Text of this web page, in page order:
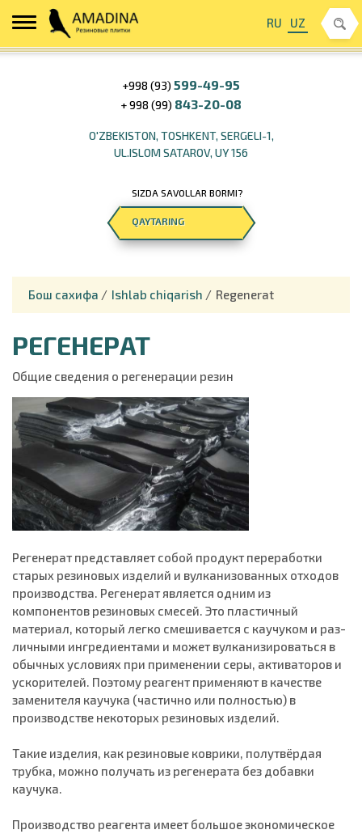
RU UZ
+998 (93)599-49-95
+ 998 (99) 843-20-08
O'ZBEKISTON, TOSHKENT, SERGELI-1,
UL.ISLOM SATAROV, UY 156
SIZDA SAVOLLAR BORMI?
QAYTARING
Бош сахифа / Ishlab chiqarish / Regenerat
РЕГЕНЕРАТ
Общие сведения о регенерации резин
Регенерат представляет собой продукт переработки
старых ре­зиновых изделий и вулканизованных отходов
производства. Регенерат является одним из
компонентов резиновых смесей. Это пла­стичный
материал, который легко смешивается с каучуком и раз­
личными ингредиентами и может вулканизироваться в
обычных условиях при применении серы, активаторов и
ускорителей. Поэто­му реагент применяют в качестве
заменителя каучука (частично или полностью) в
производстве некоторых резиновых изделий.
Такие изделия, как резиновые коврики, полутвёрдая
трубка, мож­но получать из регенерата без добавки
каучука.
Производство реагента имеет большое экономическое